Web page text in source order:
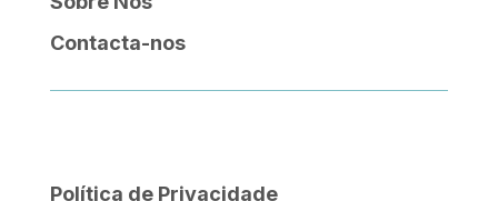
Contacta-nos
Política de Privacidade